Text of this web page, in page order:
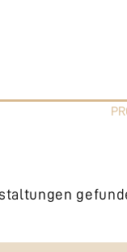
im Zollikerberg